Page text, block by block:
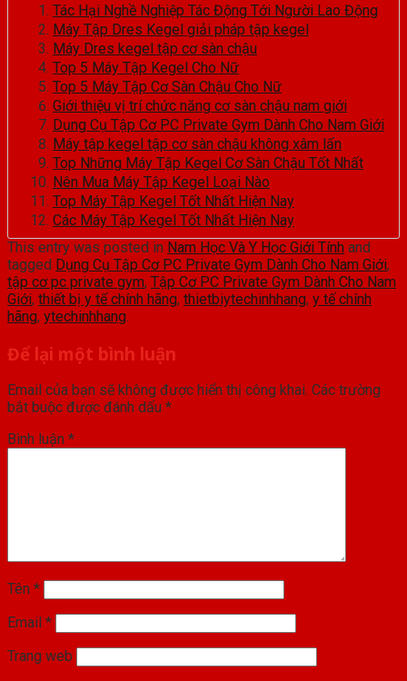
Tác Hại Nghề Nghiệp Tác Động Tới Người Lao Động
Máy Tập Dres Kegel giải pháp tập kegel
Máy Dres kegel tập cơ sàn chậu
Top 5 Máy Tập Kegel Cho Nữ
Top 5 Máy Tập Cơ Sàn Chậu Cho Nữ
Giới thiệu vị trí chức năng cơ sàn chậu nam giới
Dụng Cụ Tập Cơ PC Private Gym Dành Cho Nam Giới
Máy tập kegel tập cơ sàn chậu không xâm lấn
Top Những Máy Tập Kegel Cơ Sàn Chậu Tốt Nhất
Nên Mua Máy Tập Kegel Loại Nào
Top Máy Tập Kegel Tốt Nhất Hiện Nay
Các Máy Tập Kegel Tốt Nhất Hiện Nay
This entry was posted in Nam Học Và Y Học Giới Tính and
tagged Dụng Cụ Tập Cơ PC Private Gym Dành Cho Nam Giới,
tập cơ pc private gym, Tập Cơ PC Private Gym Dành Cho Nam
Giới, thiết bị y tế chính hãng, thietbiytechinhhang, y tế chính
hãng, ytechinhhang.
Để lại một bình luận
Email của bạn sẽ không được hiển thị công khai. Các trường
bắt buộc được đánh dấu *
Bình luận *
Tên *
Email *
Trang web